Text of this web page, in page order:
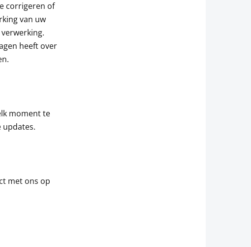
corrigeren of
van uw
heeft over
moment te
updates.
met ons op